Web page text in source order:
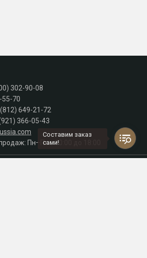
302-90-08
55-70
649-21-72
366-05-43
Пн–Пт с 10:00 до 18:00
Составим заказ
сами!